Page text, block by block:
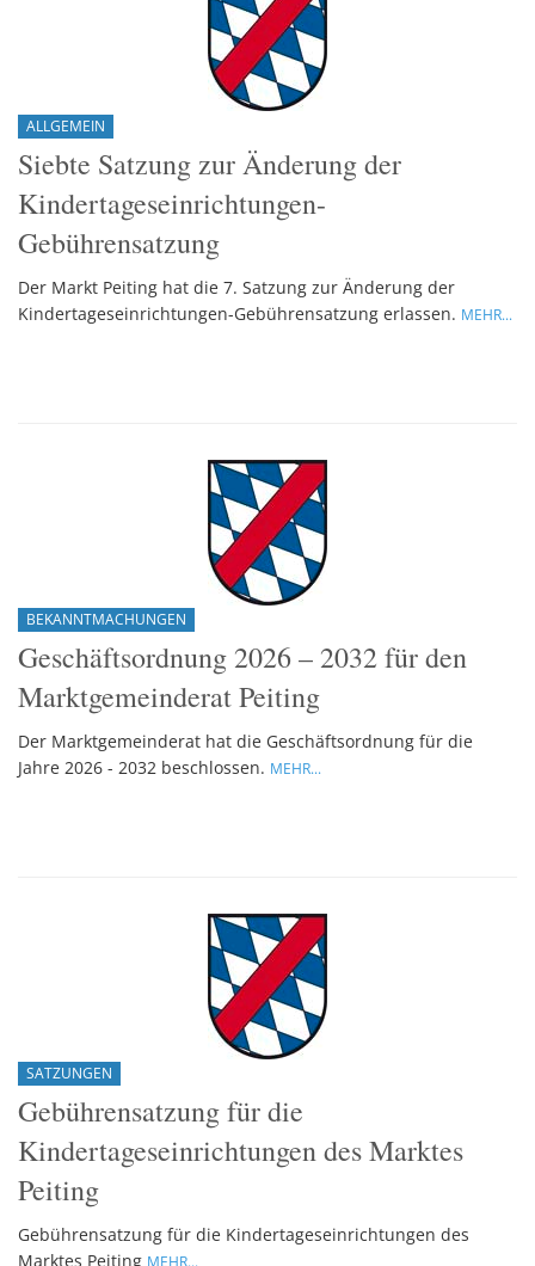
ALLGEMEIN
Siebte Satzung zur Änderung der
Kindertageseinrichtungen-
Gebührensatzung
Der Markt Peiting hat die 7. Satzung zur Änderung der
Kindertageseinrichtungen-Gebührensatzung erlassen. MEHR...
BEKANNTMACHUNGEN
Geschäftsordnung 2026 – 2032 für den
Marktgemeinderat Peiting
Der Marktgemeinderat hat die Geschäftsordnung für die
Jahre 2026 - 2032 beschlossen. MEHR...
SATZUNGEN
Gebührensatzung für die
Kindertageseinrichtungen des Marktes
Peiting
Gebührensatzung für die Kindertageseinrichtungen des
Marktes Peiting MEHR...